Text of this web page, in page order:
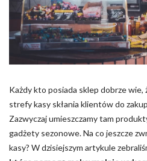
Każdy kto posiada sklep dobrze wie,
strefy kasy skłania klientów do
Zazwyczaj umieszczamy tam
gadżety sezonowe. Na co jeszcze
kasy? W dzisiejszym artykule
zapamiętanie informacji, które
funkcjonowanie strony, np.
którym znajduje się użytkownik.
Statystyczne pliki cookie pomagają
internetowych zrozumieć, w jaki
zachowują się na stronie,
informacje.